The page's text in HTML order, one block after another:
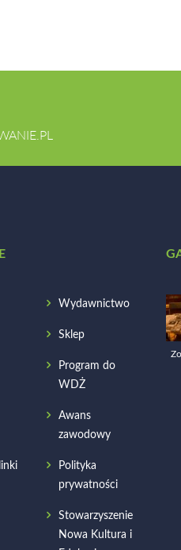
Wydawnictwo
Sklep
Program do
WDŻ
Awans
zawodowy
Polityka
prywatności
Stowarzyszenie
Nowa Kultura i